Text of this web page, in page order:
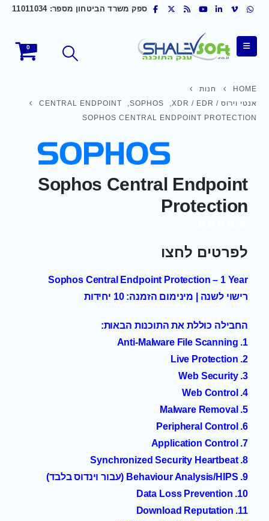
ספק משרד הביטחון מספר: 11011034
0
HOME
חנות
אנטי וירוס / XDR / EDR
,
SOPHOS
,
CENTRAL ENDPOINT
SOPHOS CENTRAL ENDPOINT PROTECTION
Sophos Central Endpoint
Protection
לפרטים לחצו
Sophos Central Endpoint Protection – 1 Year
רישוי לשנה | מינימום הזמנה: 10 יחידות
החבילה כוללת את התוכנות הבאות:
1. Anti-Malware File Scanning
2. Live Protection
3. Web Security
4. Web Control
5. Malware Removal
6. Peripheral Control
7. Application Control
8. Synchronized Security Heartbeat
9. Behaviour Analysis/HIPS (עבור וינדוס בלבד)
10. Data Loss Prevention
11. Download Reputation